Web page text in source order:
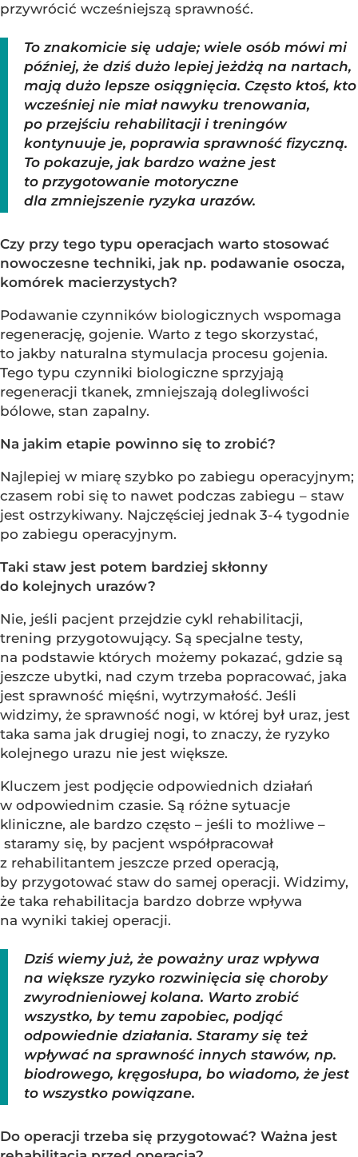
przywrócić wcześniejszą sprawność.
To znakomicie się udaje; wiele osób mówi mi
później, że dziś dużo lepiej jeżdżą na nartach,
mają dużo lepsze osiągnięcia. Często ktoś, kto
wcześniej nie miał nawyku trenowania,
po przejściu rehabilitacji i treningów
kontynuuje je, poprawia sprawność fizyczną.
To pokazuje, jak bardzo ważne jest
to przygotowanie motoryczne
dla zmniejszenie ryzyka urazów.
Czy przy tego typu operacjach warto stosować
nowoczesne techniki, jak np. podawanie osocza,
komórek macierzystych?
Podawanie czynników biologicznych wspomaga
regenerację, gojenie. Warto z tego skorzystać,
to jakby naturalna stymulacja procesu gojenia.
Tego typu czynniki biologiczne sprzyjają
regeneracji tkanek, zmniejszają dolegliwości
bólowe, stan zapalny.
Na jakim etapie powinno się to zrobić?
Najlepiej w miarę szybko po zabiegu operacyjnym;
czasem robi się to nawet podczas zabiegu – staw
jest ostrzykiwany. Najczęściej jednak 3-4 tygodnie
po zabiegu operacyjnym.
Taki staw jest potem bardziej skłonny
do kolejnych urazów?
Nie, jeśli pacjent przejdzie cykl rehabilitacji,
trening przygotowujący. Są specjalne testy,
na podstawie których możemy pokazać, gdzie są
jeszcze ubytki, nad czym trzeba popracować, jaka
jest sprawność mięśni, wytrzymałość. Jeśli
widzimy, że sprawność nogi, w której był uraz, jest
taka sama jak drugiej nogi, to znaczy, że ryzyko
kolejnego urazu nie jest większe.
Kluczem jest podjęcie odpowiednich działań
w odpowiednim czasie. Są różne sytuacje
kliniczne, ale bardzo często – jeśli to możliwe –
staramy się, by pacjent współpracował
z rehabilitantem jeszcze przed operacją,
by przygotować staw do samej operacji. Widzimy,
że taka rehabilitacja bardzo dobrze wpływa
na wyniki takiej operacji.
Dziś wiemy już, że poważny uraz wpływa
na większe ryzyko rozwinięcia się choroby
zwyrodnieniowej kolana. Warto zrobić
wszystko, by temu zapobiec, podjąć
odpowiednie działania. Staramy się też
wpływać na sprawność innych stawów, np.
biodrowego, kręgosłupa, bo wiadomo, że jest
to wszystko powiązane.
Do operacji trzeba się przygotować? Ważna jest